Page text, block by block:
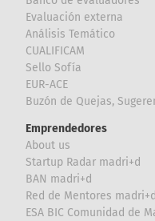
Evaluación externa
Análisis Temático
CUALIFICAM
Sello Sofía
EUR-ACE
Buzón de Quejas,
Emprendedores
About us
Startup Radar madri+d
BAN madri+d
Red de Mentores madri+d
ESA BIC Comunidad de